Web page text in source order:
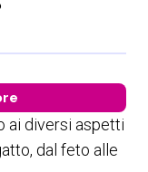
ai diversi aspetti
dal feto alle